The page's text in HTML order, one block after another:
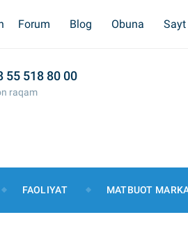
Forum Blog Obuna
55 518 80 00
raqam
FAOLIYAT MATBUOT